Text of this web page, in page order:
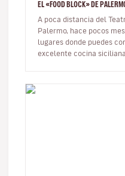
EL «FOOD BLOCK» DE
A poca distancia del
Palermo, hace pocos
lugares donde puedes
excelente cocina